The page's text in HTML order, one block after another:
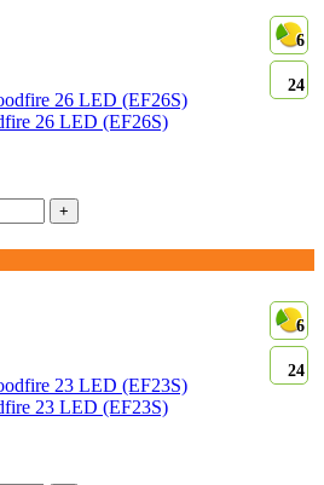
6
24
26 LED (EF26S)
+
6
24
23 LED (EF23S)